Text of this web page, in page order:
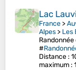
Lac
France >
Alpes > Les
#
Distance :
maximum :